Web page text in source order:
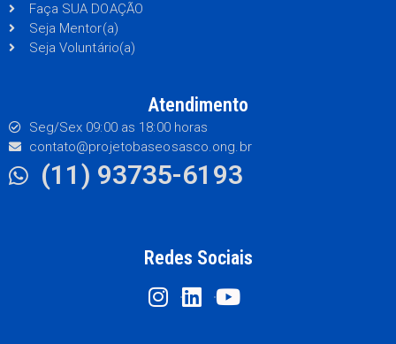
Faça SUA DOAÇÃO
Seja Mentor(a)
Seja Voluntário(a)
Atendimento
Seg/Sex 09:00 as 18:00 horas
contato@projetobaseosasco.ong.br
(11) 93735-6193
Redes Sociais